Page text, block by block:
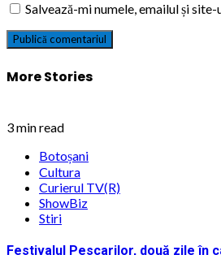
Salvează-mi numele, emailul și
More Stories
3 min read
Botoșani
Cultura
Curierul TV(R)
ShowBiz
Stiri
Festivalul Pescarilor, două zile în